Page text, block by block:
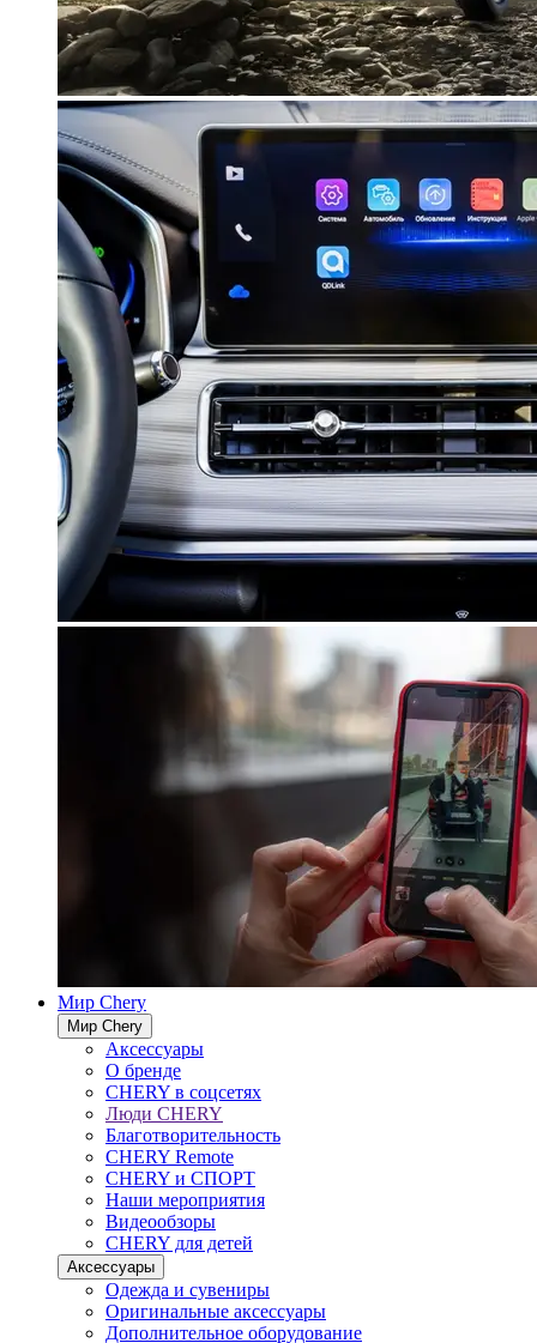
Мир Chery
Мир Chery
Аксессуары
О бренде
CHERY в соцсетях
Люди CHERY
Благотворительность
CHERY Remote
CHERY и СПОРТ
Наши мероприятия
Видеообзоры
CHERY для детей
Аксессуары
Одежда и сувениры
Оригинальные аксессуары
Дополнительное оборудование